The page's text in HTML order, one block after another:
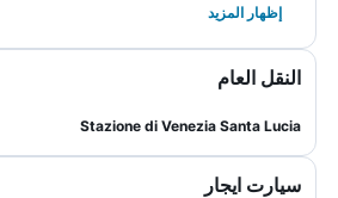
إظهار المزيد
النقل العام
Stazione di Venezia Santa Lucia
سيارت ايجار